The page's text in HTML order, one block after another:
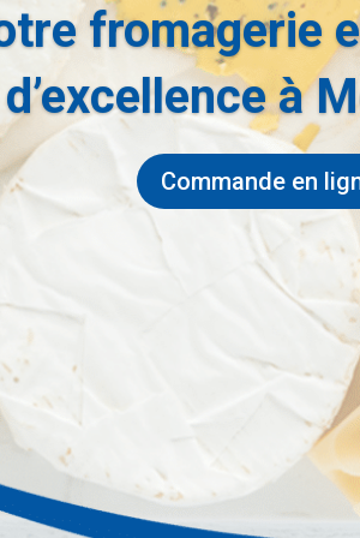
fromagerie
d’excellence à
Commande en